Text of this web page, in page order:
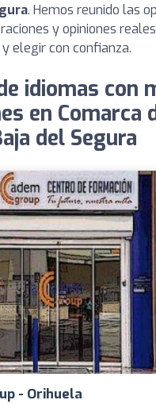
. Hemos reunido las
y opiniones
elegir con confianza.
idiomas con
en Comarca
del Segura
- Orihuela